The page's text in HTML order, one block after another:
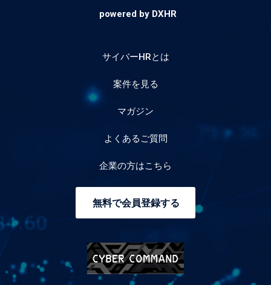
powered by DXHR
サイバーHRとは
案件を見る
マガジン
よくあるご質問
企業の方はこちら
無料で会員登録する